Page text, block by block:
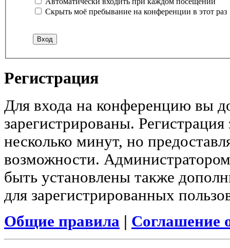
Скрыть моё пребывание на конференции в этот раз
Регистрация
Для входа на конференцию вы
зарегистрированы. Регистрация
несколько минут, но
возможности.
быть установлены также
для зарегистрированных
Общие правила
Соглашение